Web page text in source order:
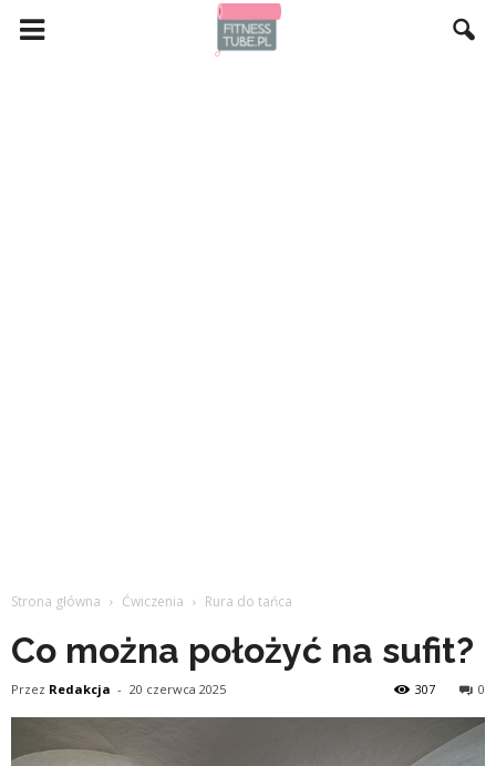
Strona główna Ćwiczenia Rura do tańca
Co można położyć na sufit?
Przez Redakcja - 20 czerwca 2025 0
307